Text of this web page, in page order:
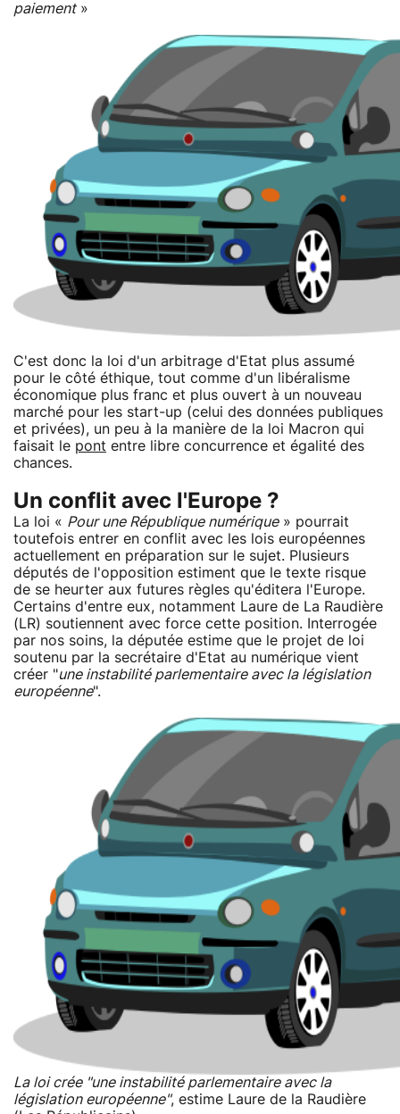
paiement»
C'est donc la loi d'un arbitrage d'Etat plus assumé
pour le côté éthique, tout comme d'un libéralisme
économique plus franc et plus ouvert à un nouveau
marché pour les start-up (celui des données publiques
et privées), un peu à la manière de la loi Macron qui
faisait le pont entre libre concurrence et égalité des
chances.
Un conflit avec l'Europe ?
La loi « Pour une République numérique» pourrait
toutefois entrer en conflit avec les lois européennes
actuellement en préparation sur le sujet. Plusieurs
députés de l'opposition estiment que le texte risque
de se heurter aux futures règles qu'éditera l'Europe.
Certains d'entre eux, notamment Laure de La Raudière
(LR) soutiennent avec force cette position. Interrogée
par nos soins, la députée estime que le projet de loi
soutenu par la secrétaire d'Etat au numérique vient
créer "une instabilité parlementaire avec la législation
européenne".
La loi crée "une instabilité parlementaire avec la
législation européenne", estime Laure de la Raudière